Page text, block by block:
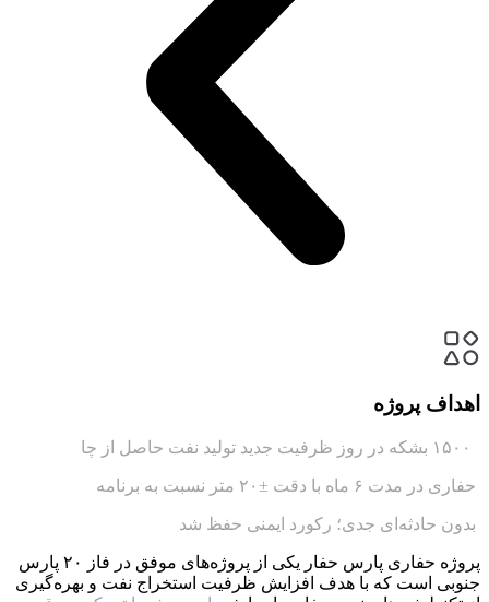
اهداف پروژه
حفاری در مدت ۶ ماه با دقت ±۲۰ متر نسبت به برنامه
بدون حادثه‌ای جدی؛ رکورد ایمنی حفظ شد
پروژه حفاری پارس حفار یکی از پروژه‌های موفق در فاز ۲۰ پارس
جنوبی است که با هدف افزایش ظرفیت استخراج نفت و بهره‌گیری